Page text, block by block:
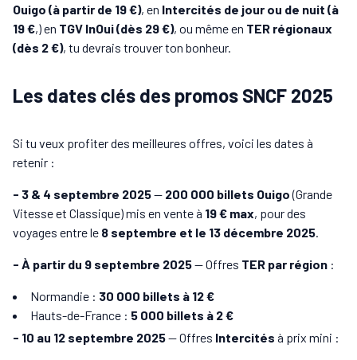
Ouigo (à partir de 19 €), en Intercités de jour ou de nuit (à
19 €,) en TGV InOui (dès 29 €), ou même en TER régionaux
(dès 2 €), tu devrais trouver ton bonheur.
Les dates clés des promos SNCF 2025
Si tu veux profiter des meilleures offres, voici les dates à
retenir :
- 3 & 4 septembre 2025— 200 000 billets Ouigo(Grande
Vitesse et Classique) mis en vente à 19 € max, pour des
voyages entre le 8 septembre et le 13 décembre 2025.
- À partir du 9 septembre 2025— Offres TER par région :
Normandie : 30 000 billets à 12 €
Hauts-de-France : 5 000 billets à 2 €
- 10 au 12 septembre 2025— Offres Intercités à prix mini :